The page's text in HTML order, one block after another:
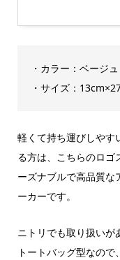
・カラー：ベージュ
・サイズ：
軽くて持ち運びしやす
る方は、こちらのロゴ
ーズナブルで高品質な
ーカーです。
ニトリでも取り扱いが
トートバッグ型なの